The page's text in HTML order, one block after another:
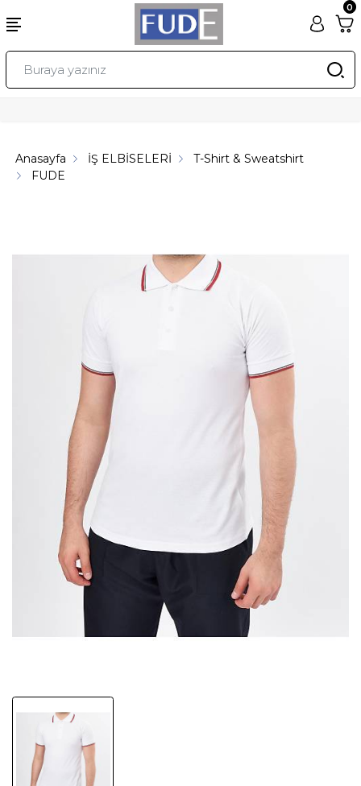
0
Anasayfa İŞ ELBİSELERİ
T-Shirt & Sweatshirt
FUDE